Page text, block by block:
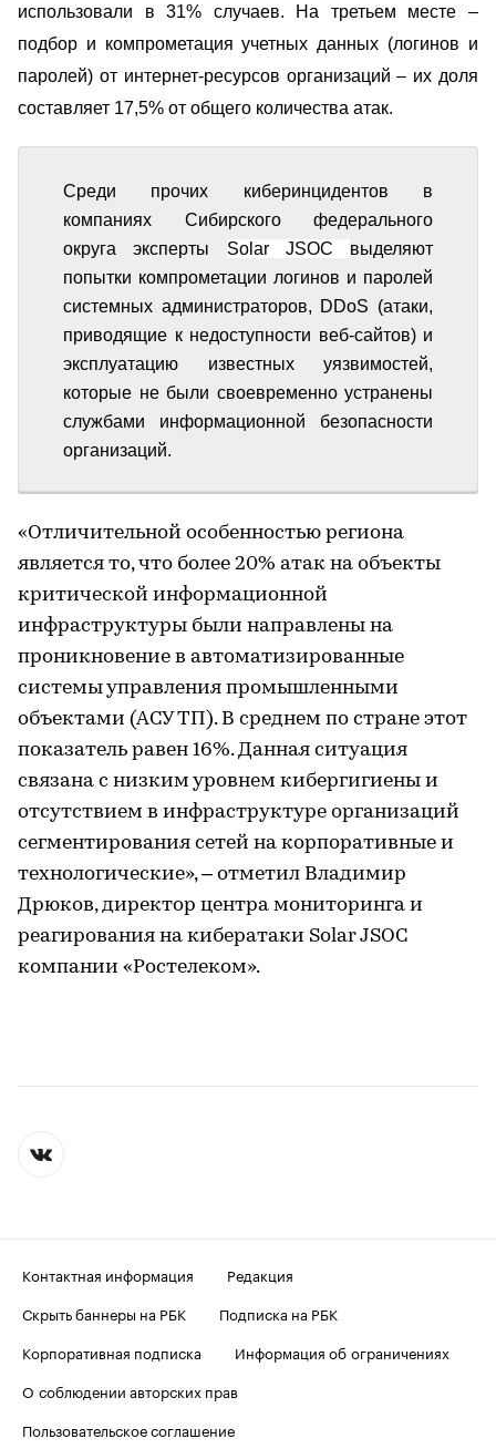
использовали в 31% случаев. На третьем месте –
подбор и компрометация учетных данных (логинов и
паролей) от интернет-ресурсов организаций – их доля
составляет 17,5% от общего количества атак.
Среди прочих киберинцидентов в
компаниях Сибирского федерального
округа эксперты Solar JSOC выделяют
попытки компрометации логинов и паролей
системных администраторов, DDoS (атаки,
приводящие к недоступности веб-сайтов) и
эксплуатацию известных уязвимостей,
которые не были своевременно устранены
службами информационной безопасности
организаций.
«Отличительной особенностью региона
является то, что более 20% атак на объекты
критической информационной
инфраструктуры были направлены на
проникновение в автоматизированные
системы управления промышленными
объектами (АСУ ТП). В среднем по стране этот
показатель равен 16%. Данная ситуация
связана с низким уровнем кибергигиены и
отсутствием в инфраструктуре организаций
сегментирования сетей на корпоративные и
технологические», – отметил Владимир
Дрюков, директор центра мониторинга и
реагирования на кибератаки Solar JSOC
компании «Ростелеком».
Контактная информация
Редакция
Скрыть баннеры на РБК
Подписка на РБК
Корпоративная подписка
Информация об ограничениях
О соблюдении авторских прав
Пользовательское соглашение